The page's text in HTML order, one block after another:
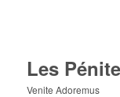
Les
Venite Adoremus